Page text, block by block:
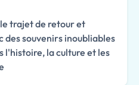
trajet de retour et
souvenirs inoubliables
l'histoire, la culture et les